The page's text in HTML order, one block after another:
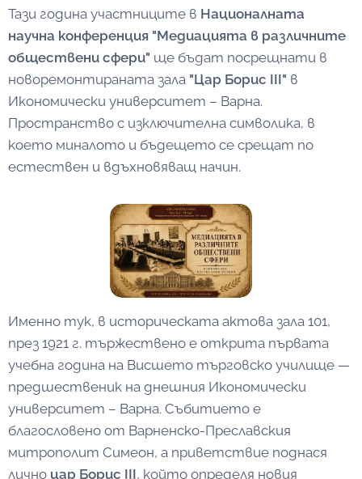
Тази година участниците в Националната
научна конференция "Медиацията в различните
обществени сфери" ще бъдат посрещнати в
новоремонтираната зала "Цар Борис III" в
Икономически университет – Варна.
Пространство с изключителна символика, в
което миналото и бъдещето се срещат по
естествен и вдъхновяващ начин.
Именно тук, в историческата актова зала 101,
през 1921 г. тържествено е открита първата
учебна година на Висшето търговско училище —
предшественик на днешния Икономически
университет – Варна. Събитието е
благословено от Варненско-Преславския
митрополит Симеон, а приветствие поднася
лично цар Борис III, който определя новия